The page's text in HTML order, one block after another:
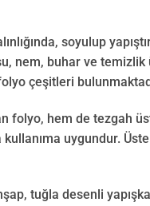
soyulup
nem, buhar ve
çeşitleri
folyo, hem de tezgah
uygundur.
tuğla desenli